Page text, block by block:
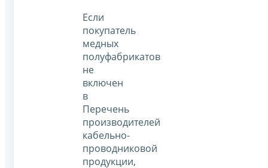
Если
покупатель
медных
полуфабрикатов
не
включен
в
Перечень
производителей
кабельно-
проводниковой
продукции,